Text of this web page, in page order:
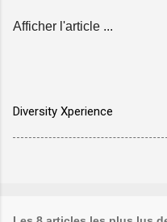
Afficher l'article ...
Diversity Xperience